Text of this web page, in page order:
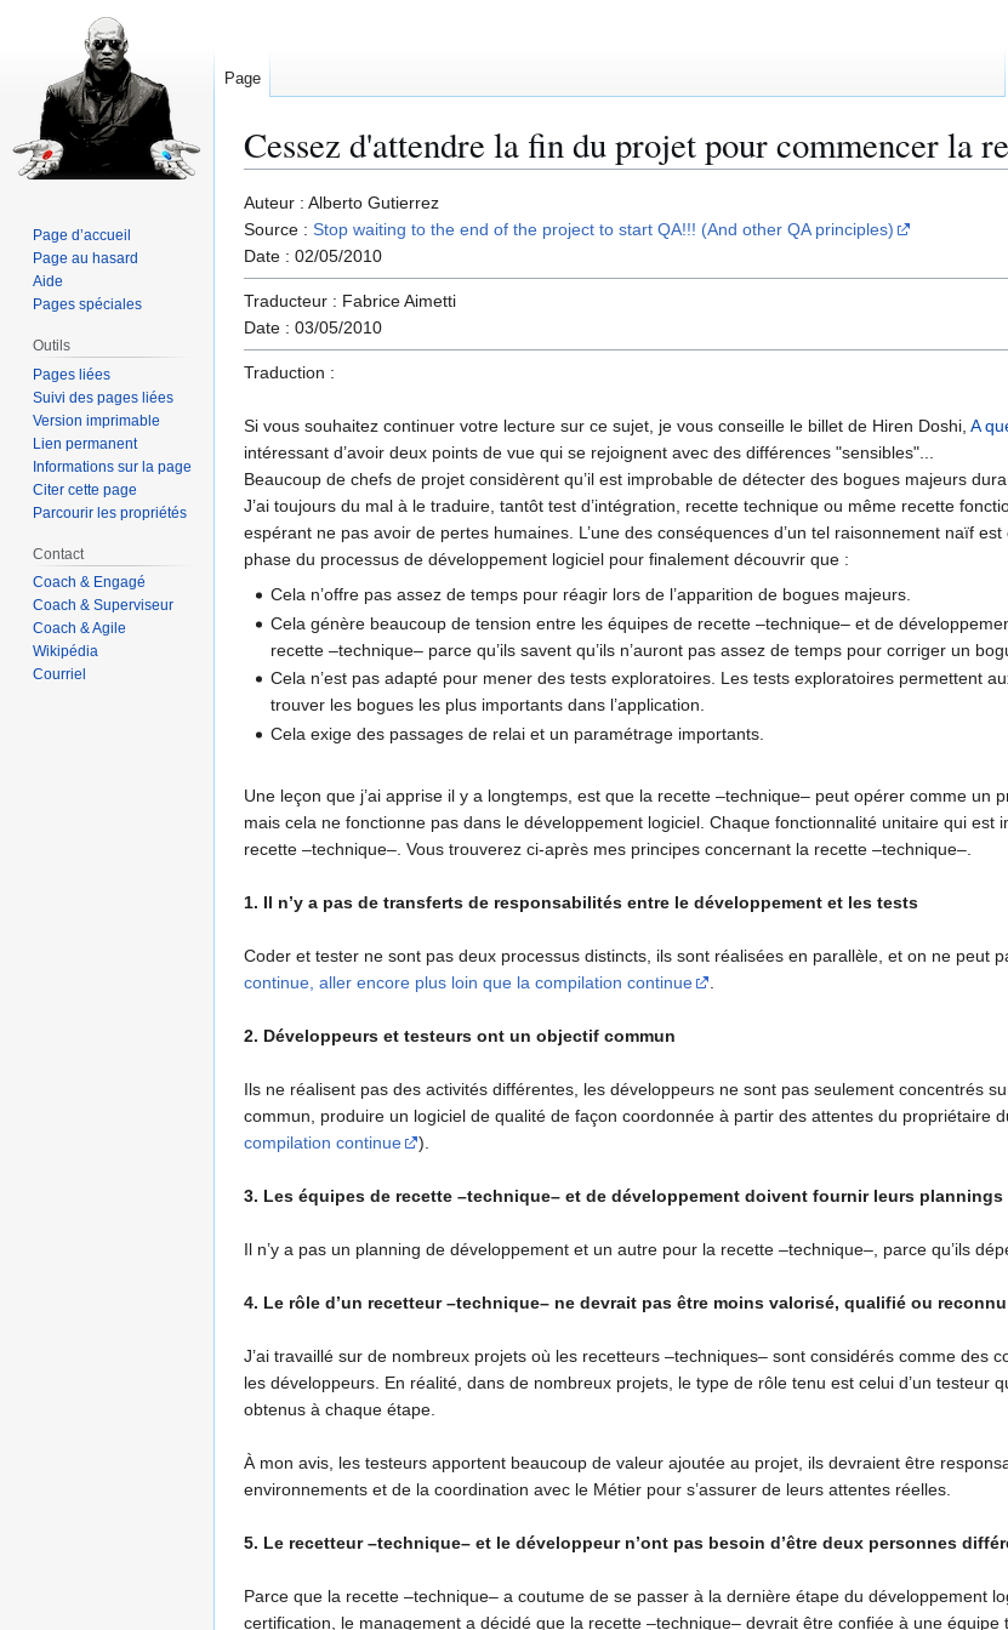
Cessez d'attendre la fin du projet pour commencer la
Aller
à
la
navigation
Aller
à
la
recherche
Auteur : Alberto Gutierrez
Source : Stop waiting to the end of the project to start QA!!! (And other QA principles)
Date : 02/05/2010
Traducteur : Fabrice Aimetti
Date : 03/05/2010
Traduction :
Si vous souhaitez continuer votre lecture sur ce sujet, je vous conseille le billet de Hiren Doshi, A
intéressant d’avoir deux points de vue qui se rejoignent avec des différences "sensibles"...
Beaucoup de chefs de projet considèrent qu’il est improbable de détecter des bogues majeurs
J’ai toujours du mal à le traduire, tantôt test d’intégration, recette technique ou même recette
espérant ne pas avoir de pertes humaines. L’une des conséquences d’un tel raisonnement naïf
phase du processus de développement logiciel pour finalement découvrir que :
Cela n’offre pas assez de temps pour réagir lors de l’apparition de bogues majeurs.
Cela génère beaucoup de tension entre les équipes de recette –technique– et de
recette –technique– parce qu’ils savent qu’ils n’auront pas assez de temps pour corriger un
Cela n’est pas adapté pour mener des tests exploratoires. Les tests exploratoires permettent
trouver les bogues les plus importants dans l’application.
Cela exige des passages de relai et un paramétrage importants.
Une leçon que j’ai apprise il y a longtemps, est que la recette –technique– peut opérer comme un
mais cela ne fonctionne pas dans le développement logiciel. Chaque fonctionnalité unitaire qui
recette –technique–. Vous trouverez ci-après mes principes concernant la recette –technique–.
1. Il n’y a pas de transferts de responsabilités entre le développement et les tests
Coder et tester ne sont pas deux processus distincts, ils sont réalisées en parallèle, et on ne peut
continue, aller encore plus loin que la compilation continue
2. Développeurs et testeurs ont un objectif commun
Ils ne réalisent pas des activités différentes, les développeurs ne sont pas seulement concentrés
commun, produire un logiciel de qualité de façon coordonnée à partir des attentes du propriétaire
compilation continue
).
3. Les équipes de recette –technique– et de développement doivent fournir leurs
Il n’y a pas un planning de développement et un autre pour la recette –technique–, parce qu’ils
4. Le rôle d’un recetteur –technique– ne devrait pas être moins valorisé, qualifié ou
J’ai travaillé sur de nombreux projets où les recetteurs –techniques– sont considérés comme des
les développeurs. En réalité, dans de nombreux projets, le type de rôle tenu est celui d’un
obtenus à chaque étape.
À mon avis, les testeurs apportent beaucoup de valeur ajoutée au projet, ils devraient être
environnements et de la coordination avec le Métier pour s’assurer de leurs attentes réelles.
5. Le recetteur –technique– et le développeur n’ont pas besoin d’être deux personnes
Parce que la recette –technique– a coutume de se passer à la dernière étape du développement
certification, le management a décidé que la recette –technique– devrait être confiée à une
Page
Page d’accueil
Page au hasard
Aide
Pages spéciales
Outils
Pages liées
Suivi des pages liées
Version imprimable
Lien permanent
Informations sur la page
Citer cette page
Parcourir les propriétés
Contact
Coach & Engagé
Coach & Superviseur
Coach & Agile
Wikipédia
Courriel